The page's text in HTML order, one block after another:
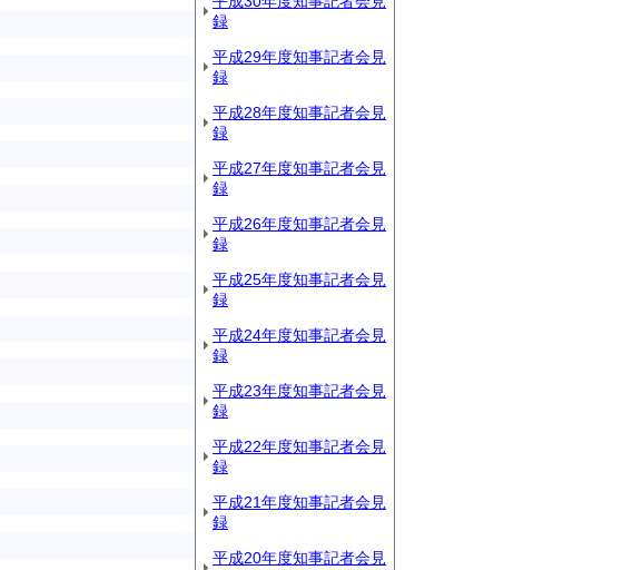
録
平成29年度知事記者会見
録
平成28年度知事記者会見
録
平成27年度知事記者会見
録
平成26年度知事記者会見
録
平成25年度知事記者会見
録
平成24年度知事記者会見
録
平成23年度知事記者会見
録
平成22年度知事記者会見
録
平成21年度知事記者会見
録
平成20年度知事記者会見